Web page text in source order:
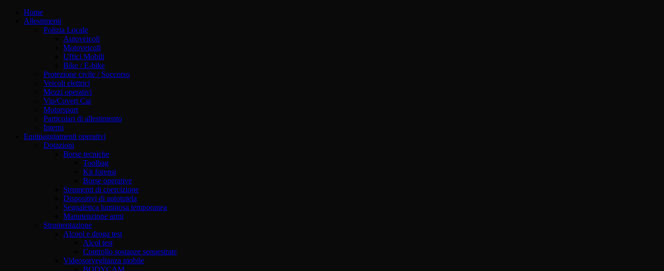
Home
Allestimenti
Polizia Locale
Autoveicoli
Motoveicoli
Uffici Mobili
Bike / E-bike
Protezione civile / Soccorso
Veicoli elettrici
Mezzi operativi
Vip/Covert Car
Motorsport
Particolari di allestimento
Interni
Equipaggiamenti operativi
Dotazioni
Borse tecniche
Toolbag
Kit forensi
Borse operative
Strumenti di coercizione
Dispositivi di autotutela
Segnaletica luminosa temporanea
Manutenzione armi
Strumentazione
Alcool e droga test
Alcol test
Controllo sostanze sequestrate
Videosorveglianza mobile
BODYCAM